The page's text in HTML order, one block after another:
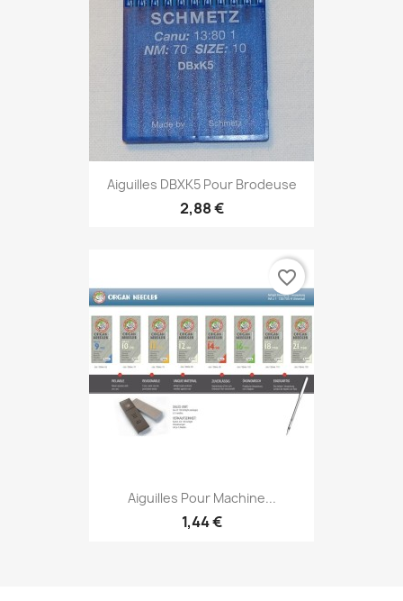
Aiguilles DBXK5 Pour Brodeuse
2,88 €
Aiguilles Pour Machine...
1,44 €
favorite_border